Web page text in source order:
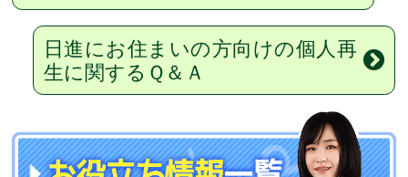
日進にお住まいの方向けの個人再
生に関するＱ＆Ａ